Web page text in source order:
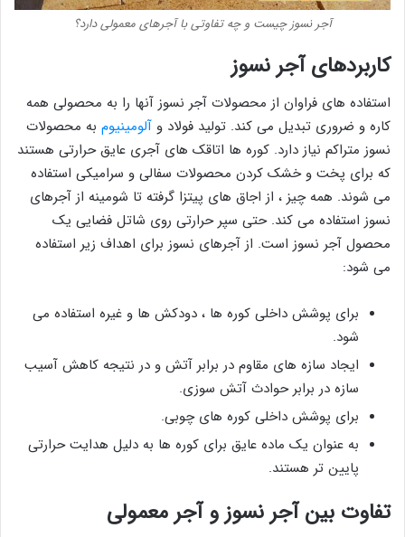
آجر نسوز چیست و چه تفاوتی با آجرهای معمولی دارد؟
کاربردهای آجر نسوز
استفاده های فراوان از محصولات آجر نسوز آنها را به محصولی همه
کاره و ضروری تبدیل می کند. تولید فولاد و آلومینیوم به محصولات
نسوز متراکم نیاز دارد. کوره ها اتاقک های آجری عایق حرارتی هستند
که برای پخت و خشک کردن محصولات سفالی و سرامیکی استفاده
می شوند. همه چیز ، از اجاق های پیتزا گرفته تا شومینه از آجرهای
نسوز استفاده می کند. حتی سپر حرارتی روی شاتل فضایی یک
محصول آجر نسوز است. از آجرهای نسوز برای اهداف زیر استفاده
می شود:
برای پوشش داخلی کوره ها ، دودکش ها و غیره استفاده می
شود.
ایجاد سازه های مقاوم در برابر آتش و در نتیجه کاهش آسیب
سازه در برابر حوادث آتش سوزی.
برای پوشش داخلی کوره های چوبی.
به عنوان یک ماده عایق برای کوره ها به دلیل هدایت حرارتی
پایین تر هستند.
تفاوت بین آجر نسوز و آجر معمولی